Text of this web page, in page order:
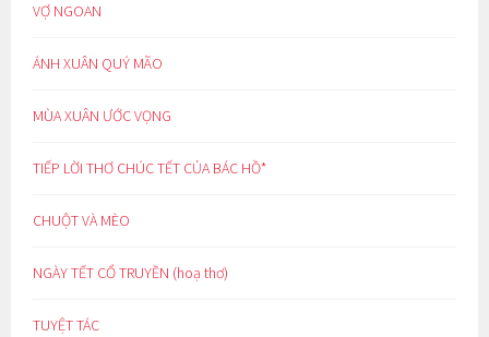
VỢ NGOAN
ÁNH XUÂN QUÝ MÃO
MÙA XUÂN ƯỚC VỌNG
TIẾP LỜI THƠ CHÚC TẾT CỦA BÁC HỒ*
CHUỘT VÀ MÈO
NGÀY TẾT CỔ TRUYỀN (hoạ thơ)
TUYỆT TÁC